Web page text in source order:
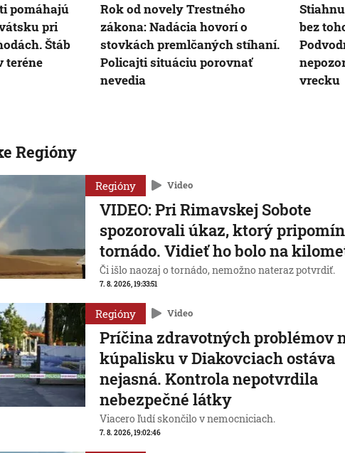
pomáhajú
pri
Štáb
teréne
Rok od novely Trestného
zákona: Nadácia hovorí o
stovkách premlčaných stíhaní.
Policajti situáciu porovnať
nevedia
bez
vrecku
Regióny
Regióny Video
VIDEO: Pri Rimavskej Sobote
spozorovali úkaz, ktorý
tornádo. Vidieť ho bolo na
Či išlo naozaj o tornádo, nemožno nateraz potvrdiť.
7. 8. 2026, 19:33:51
Regióny Video
Príčina zdravotných problémov
kúpalisku v Diakovciach ostáva
nejasná. Kontrola nepotvrdila
nebezpečné látky
Viacero ľudí skončilo v nemocniciach.
7. 8. 2026, 19:02:46